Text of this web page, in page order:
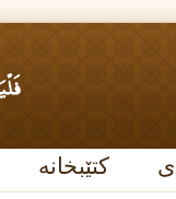
کتێبخانە